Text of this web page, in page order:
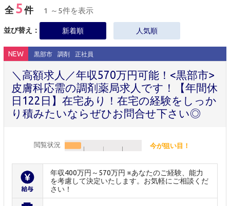
全5 件 1 ～5件を表示
並び替え： 新着順 人気順
NEW 黒部市 調剤 正社員
＼高額求人／年収570万円可能！<黒部市>
皮膚科応需の調剤薬局求人です！【年間休
日122日】在宅あり！在宅の経験をしっか
り積みたいならぜひお問合せ下さい◎
閲覧状況 今が狙い目！
年収400万円～570万円 ※あなたのご経験、能力
を考慮して決定いたします。お気軽にご相談くだ
さい！